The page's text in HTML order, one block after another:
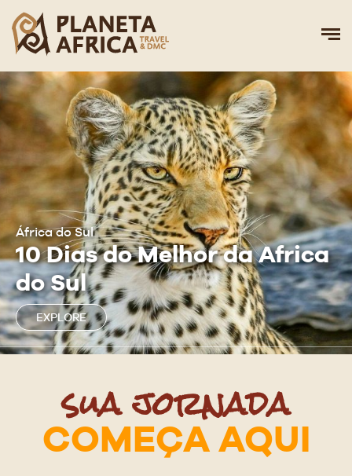
África do Sul
10 Dias do Melhor da Africa
do Sul
EXPLORE
sua jornada
COMEÇA AQUI